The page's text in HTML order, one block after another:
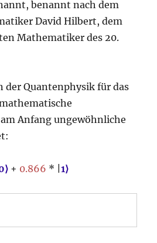
benannt nach dem
David Hilbert, dem
Mathematiker des 20.
der Quantenphysik für das
Anfang ungewöhnliche
+ 0.866 * |1⟩